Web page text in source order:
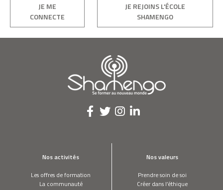
JE ME
CONNECTE
JE REJOINS L'ÉCOLE
SHAMENGO
Nos activités
Les offres de formation
La communauté
Nos valeurs
Prendre soin de soi
Créer dans l’éthique